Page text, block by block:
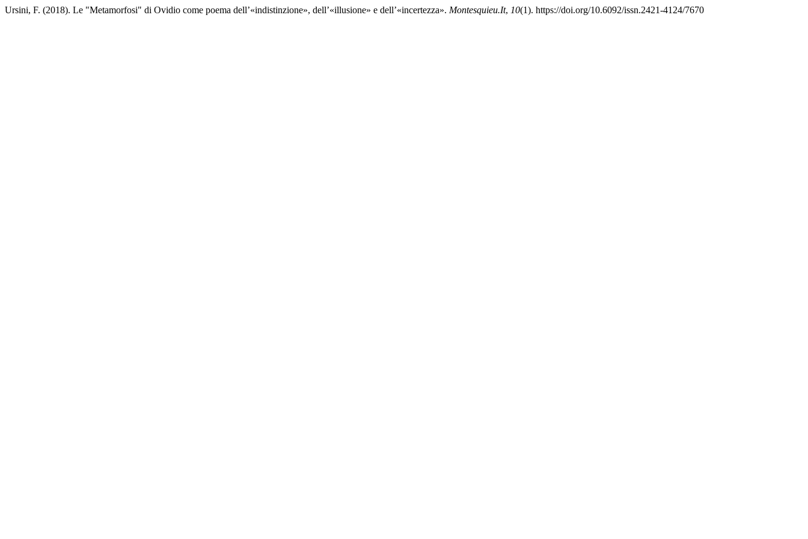
Ursini, F. (2018). Le "Metamorfosi" di Ovidio come poema dell’«indistinzione», dell’«illusione» e dell’«incertezza». Montesquieu.It, 10(1). https://doi.org/10.6092/issn.2421-4124/7670